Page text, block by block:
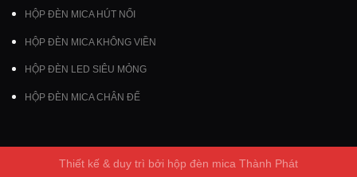
HỘP ĐÈN MICA HÚT NỔI
HỘP ĐÈN MICA KHÔNG VIỀN
HỘP ĐÈN LED SIÊU MỎNG
HỘP ĐÈN MICA CHÂN ĐẾ
Thiết kế & duy trì bởi hộp đèn mica Thành Phát